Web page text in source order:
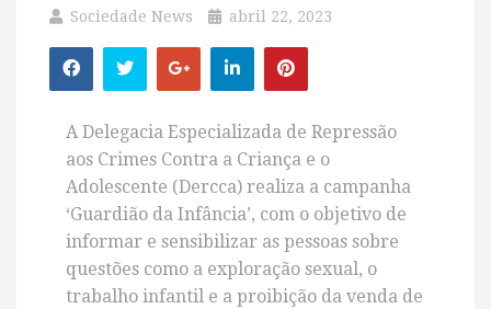
Sociedade News abril 22, 2023
A Delegacia Especializada de Repressão
aos Crimes Contra a Criança e o
Adolescente (Dercca) realiza a campanha
‘Guardião da Infância’, com o objetivo de
informar e sensibilizar as pessoas sobre
questões como a exploração sexual, o
trabalho infantil e a proibição da venda de